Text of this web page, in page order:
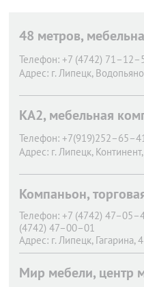
48 метров,
Телефон: +7 (4742)
Адрес: г. Липецк,
КА2, мебельная
Телефон:
Адрес: г. Липецк,
Компаньон,
Телефон: +7 (4742)
(4742) 47–00–01
Адрес: г. Липецк, Гагарина,
Мир мебели, центр